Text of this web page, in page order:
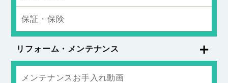
保証・保険
リフォーム・メンテナンス
メンテナンスお手入れ動画